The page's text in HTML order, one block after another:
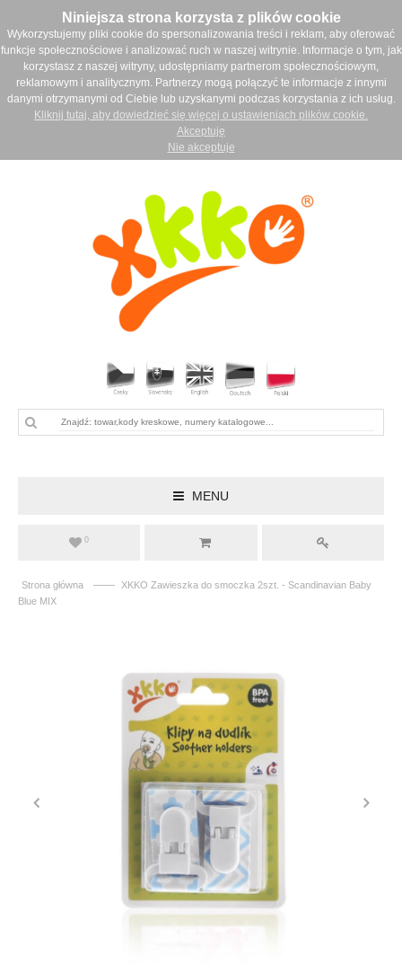
Niniejsza strona korzysta z plików cookie
Wykorzystujemy pliki cookie do spersonalizowania treści i reklam, aby oferować
funkcje społecznościowe i analizować ruch w naszej witrynie. Informacje o tym, jak
korzystasz z naszej witryny, udostępniamy partnerom społecznościowym,
reklamowym i analitycznym. Partnerzy mogą połączyć te informacje z innymi
danymi otrzymanymi od Ciebie lub uzyskanymi podczas korzystania z ich usług.
Kliknij tutaj, aby dowiedzieć się więcej o ustawieniach plików cookie.
Akceptuję
Nie akceptuje
MENU
0
Strona główna ——
XKKO Zawieszka do smoczka 2szt. - Scandinavian Baby
Blue MIX